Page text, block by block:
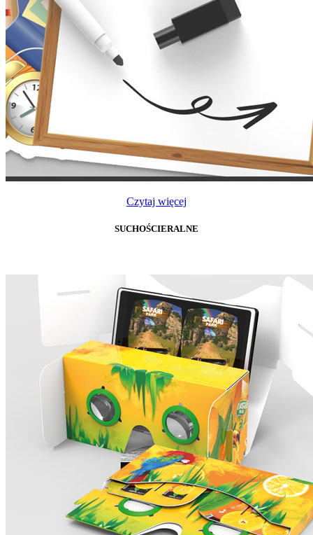
Czytaj więcej
SUCHOŚCIERALNE